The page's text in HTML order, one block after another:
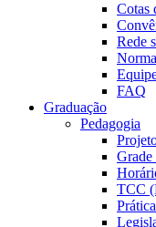
Cotas
Rede
FAQ
Graduação
Pedagogia
TCC